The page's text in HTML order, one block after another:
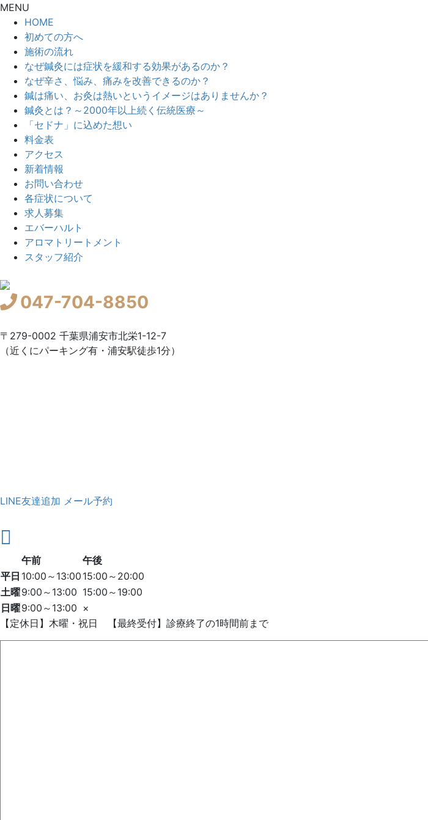
MENU
HOME
初めての方へ
施術の流れ
なぜ鍼灸には症状を緩和する効果があるのか？
なぜ辛さ、悩み、痛みを改善できるのか？
鍼は痛い、お灸は熱いというイメージはありませんか？
鍼灸とは？～2000年以上続く伝統医療～
「セドナ」に込めた想い
料金表
アクセス
新着情報
お問い合わせ
各症状について
求人募集
エバーハルト
アロマトリートメント
スタッフ紹介
047-704-8850
〒279-0002 千葉県浦安市北栄1-12-7
（近くにパーキング有・浦安駅徒歩1分）
LINE友達追加 メール予約
午前
午後
平日 10:00～13:00 15:00～20:00
土曜9:00～13:00 15:00～19:00
日曜9:00～13:00 ×
【定休日】木曜・祝日 【最終受付】診療終了の1時間前まで